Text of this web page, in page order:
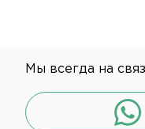
Мы всегда на